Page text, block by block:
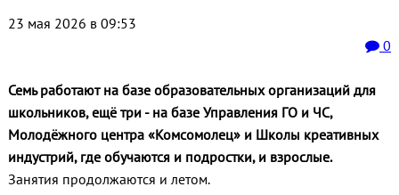
23 мая 2026 в 09:53
0
Семь работают на базе образовательных организаций для
школьников, ещё три - на базе Управления ГО и ЧС,
Молодёжного центра «Комсомолец» и Школы креативных
индустрий, где обучаются и подростки, и взрослые.
Занятия продолжаются и летом.